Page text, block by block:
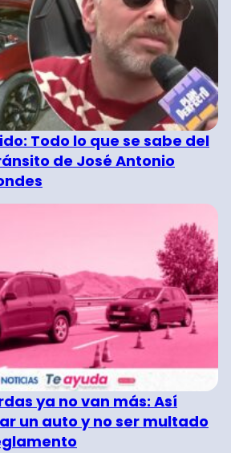
Todo lo que se sabe del
de José Antonio
ya no van más: Así
un auto y no ser multado